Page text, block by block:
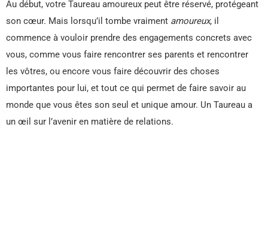
Au début, votre Taureau amoureux peut être réservé, protégeant
son cœur. Mais lorsqu’il tombe vraiment amoureux, il
commence à vouloir prendre des engagements concrets avec
vous, comme vous faire rencontrer ses parents et rencontrer
les vôtres, ou encore vous faire découvrir des choses
importantes pour lui, et tout ce qui permet de faire savoir au
monde que vous êtes son seul et unique amour. Un Taureau a
un œil sur l’avenir en matière de relations.